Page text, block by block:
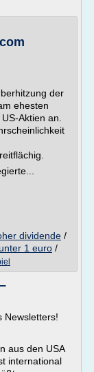
der
ehesten
Aktien an.
dividende /
1 euro /
Newsletters!
aus den USA
international